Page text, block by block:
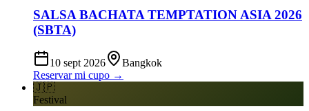
SALSA BACHATA TEMPTATION ASIA 2026
(SBTA)
10 sept 2026
Bangkok
Reservar mi cupo →
🇯🇵
Festival